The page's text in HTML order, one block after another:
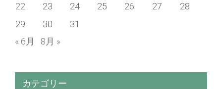
22
23 24 25 26 27
28
29
30
31
« 6月
8月 »
カテゴリー